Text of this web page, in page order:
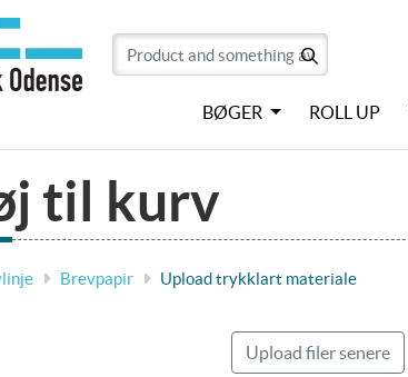
BØGER ROLL UP
til kurv
Brevpapir Upload trykklart materiale
Upload filer senere